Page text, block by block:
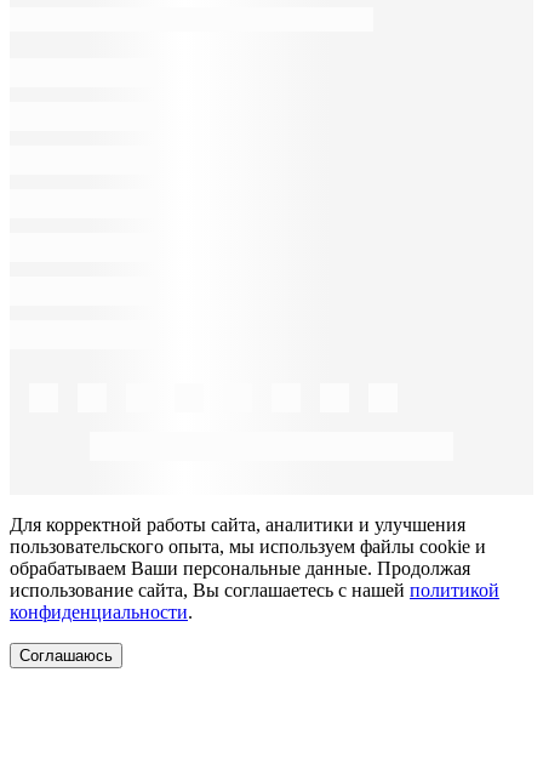
Для корректной работы сайта, аналитики и улучшения
пользовательского опыта, мы используем файлы cookie и
обрабатываем Ваши персональные данные. Продолжая
использование сайта, Вы соглашаетесь с нашей политикой
конфиденциальности.
Соглашаюсь